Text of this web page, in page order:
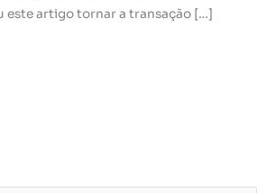
este artigo tornar a transação […]